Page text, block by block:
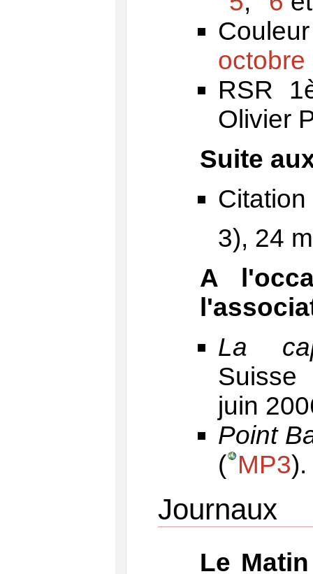
octobre
RSR
Olivier
Suite
3), 24
A
La
Suisse
juin
Point
( MP3).
Journaux
Le